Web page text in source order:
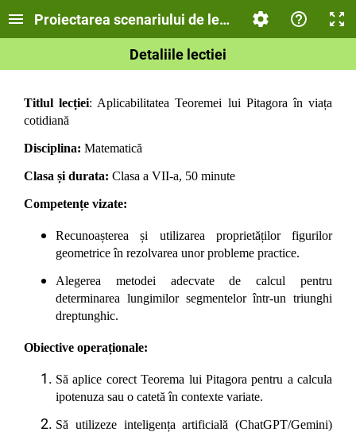
Proiectarea scenariului de lecție - IA
Detaliile lectiei
Titlul lecției: Aplicabilitatea Teoremei lui Pitagora în viața
cotidiană
Disciplina: Matematică
Clasa și durata: Clasa a VII-a, 50 minute
Competențe vizate:
Recunoașterea și utilizarea proprietăților figurilor
geometrice în rezolvarea unor probleme practice.
Alegerea metodei adecvate de calcul pentru
determinarea lungimilor segmentelor într-un triunghi
dreptunghic.
Obiective operaționale:
Să aplice corect Teorema lui Pitagora pentru a calcula
ipotenuza sau o catetă în contexte variate.
Să utilizeze inteligența artificială (ChatGPT/Gemini)